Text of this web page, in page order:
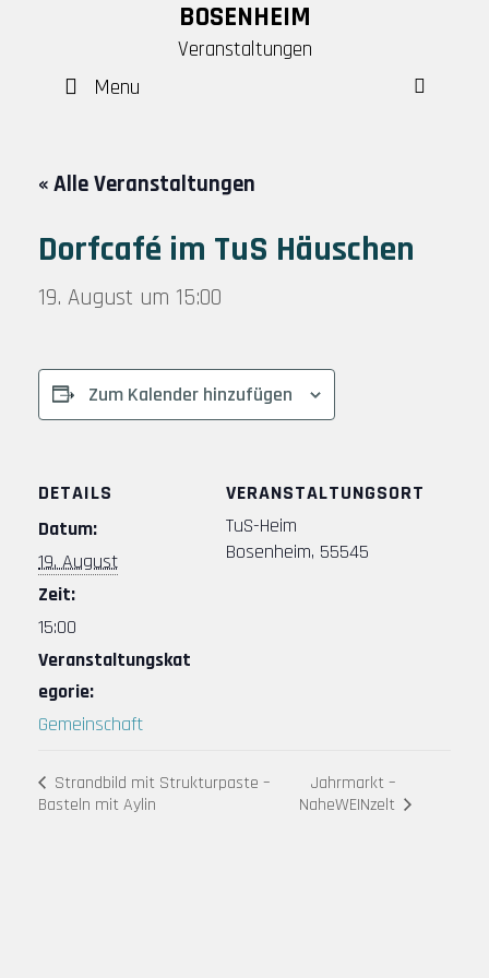
content
BOSENHEIM
Veranstaltungen
Menu
« Alle Veranstaltungen
Dorfcafé im TuS Häuschen
19. August um 15:00
Zum Kalender hinzufügen
DETAILS
Datum:
19. August
Zeit:
15:00
Veranstaltungskat
egorie:
Gemeinschaft
VERANSTALTUNGSORT
TuS-Heim
Bosenheim, 55545
Strandbild mit Strukturpaste –
Basteln mit Aylin
Jahrmarkt –
NaheWEINzelt